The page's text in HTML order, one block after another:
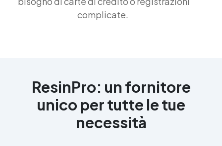
complicate.
ResinPro: un fornitore
unico per tutte le tue
necessità